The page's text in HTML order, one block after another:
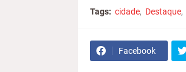
Tags: cidade Destaque
Facebook